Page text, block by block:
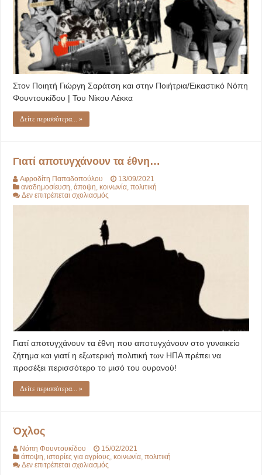
Στον Ποιητή Γιώργη Σαράτση και στην Ποιήτρια/Εικαστικό Νόπη
Φουντουκίδου | Του Νίκου Λέκκα
Δείτε περισσότερα... »
Γιατί αποτυγχάνουν τα έθνη…
Αφροδίτη Παπαδοπούλου
13/09/2021
αναδημοσίευση,άποψη,κοινωνία,πολιτική
Δεν επιτρέπεται σχολιασμός
έθνη…
Γιατί αποτυγχάνουν τα έθνη που αποτυγχάνουν στο γυναικείο
ζήτημα και γιατί η εξωτερική πολιτική των ΗΠΑ πρέπει να
προσέξει περισσότερο το μισό του ουρανού!
Δείτε περισσότερα... »
Όχλος
Νόπη Φουντουκίδου
15/02/2021
άποψη,ιστορίες για αγρίους,κοινωνία,πολιτική
Δεν επιτρέπεται σχολιασμός